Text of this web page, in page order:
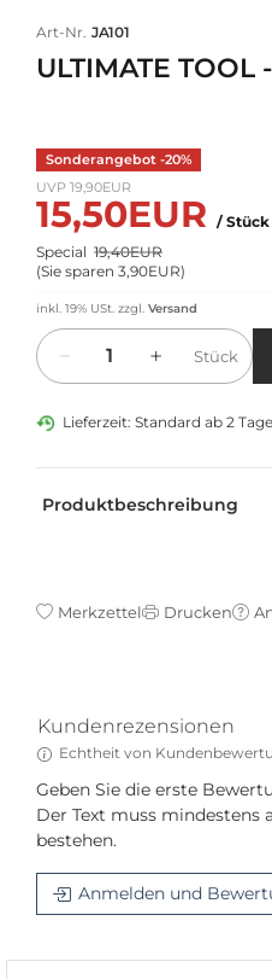
Art-Nr. JA101
ULTIMATE TOOL
Sonderangebot -20%
UVP 19,90EUR
15,50EUR/ Stück
Special 19,40EUR
(Sie sparen 3,90EUR)
inkl. 19% USt. zzgl. Versand
Menge
Stück
Lieferzeit: Standard ab 2
Produktbeschreibung
Merkzettel Drucken
Kundenrezensionen
Echtheit von
Geben Sie die erste
Der Text muss mindestens
bestehen.
Anmelden und